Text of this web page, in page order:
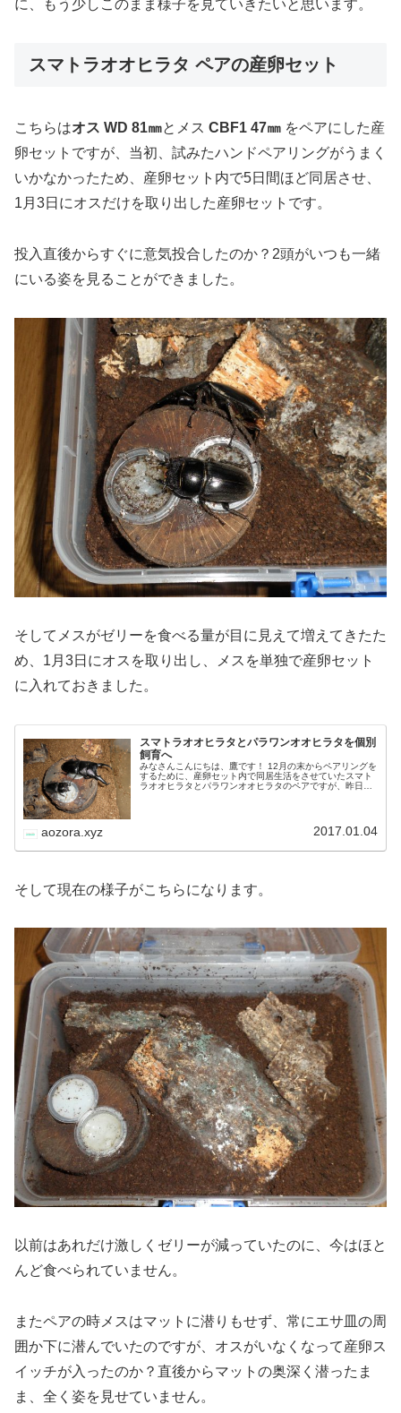
に、もう少しこのまま様子を見ていきたいと思います。
スマトラオオヒラタ ペアの産卵セット
こちらはオス WD 81㎜とメス CBF1 47㎜ をペアにした産
卵セットですが、当初、試みたハンドペアリングがうまく
いかなかったため、産卵セット内で5日間ほど同居させ、
1月3日にオスだけを取り出した産卵セットです。
投入直後からすぐに意気投合したのか？2頭がいつも一緒
にいる姿を見ることができました。
そしてメスがゼリーを食べる量が目に見えて増えてきたた
め、1月3日にオスを取り出し、メスを単独で産卵セット
に入れておきました。
スマトラオオヒラタとパラワンオオヒラタを個別
飼育へ
みなさんこんにちは、鷹です！ 12月の末からペアリングを
するために、産卵セット内で同居生活をさせていたスマト
ラオオヒラタとパラワンオオヒラタのペアですが、昨日
aozora.xyz 2017.01.04
そして現在の様子がこちらになります。
以前はあれだけ激しくゼリーが減っていたのに、今はほと
んど食べられていません。
またペアの時メスはマットに潜りもせず、常にエサ皿の周
囲か下に潜んでいたのですが、オスがいなくなって産卵ス
イッチが入ったのか？直後からマットの奥深く潜ったま
ま、全く姿を見せていません。